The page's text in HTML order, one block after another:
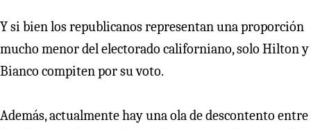
Y si bien los republicanos representan una proporción
mucho menor del electorado californiano, solo Hilton y
Bianco compiten por su voto.
Además, actualmente hay una ola de descontento entre